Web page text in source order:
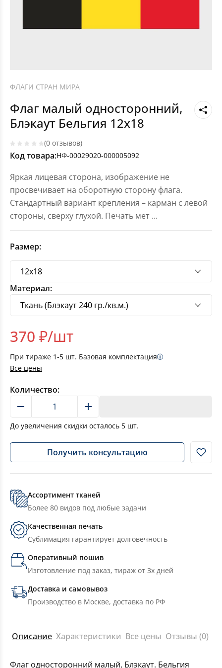
ФЛАГИ СТРАН МИРА
Флаг малый односторонний,
Блэкаут Бельгия 12х18
(0 отзывов)
Код товара:НФ-00029020-000005092
Яркая лицевая сторона, изображение не
просвечивает на оборотную сторону флага.
Стандартный вариант крепления – карман с левой
стороны, сверху глухой. Печать мет ...
Размер:
Материал:
370 ₽/шт
При тираже 1-5 шт. Базовая комплектация
Все цены
Количество:
До увеличения скидки осталось 5 шт.
Получить консультацию
Ассортимент тканей
Более 80 видов под любые задачи
Качественная печать
Сублимация гарантирует долговечность
Оперативный пошив
Изготовление под заказ, тираж от 3х дней
Доставка и самовывоз
Производство в Москве, доставка по РФ
Описание Характеристики Все цены Отзывы (0)
Флаг односторонний малый, Блэкаут. Бельгия